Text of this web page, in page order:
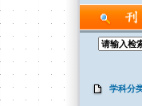
学科分